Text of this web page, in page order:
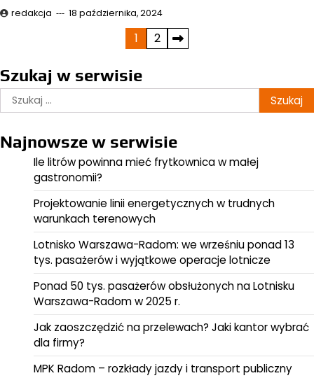
redakcja 18 października, 2024
wpisów
1 2
Szukaj w serwisie
Szukaj:
Najnowsze w serwisie
Ile litrów powinna mieć frytkownica w małej
gastronomii?
Projektowanie linii energetycznych w trudnych
warunkach terenowych
Lotnisko Warszawa-Radom: we wrześniu ponad 13
tys. pasażerów i wyjątkowe operacje lotnicze
Ponad 50 tys. pasażerów obsłużonych na Lotnisku
Warszawa-Radom w 2025 r.
Jak zaoszczędzić na przelewach? Jaki kantor wybrać
dla firmy?
MPK Radom – rozkłady jazdy i transport publiczny